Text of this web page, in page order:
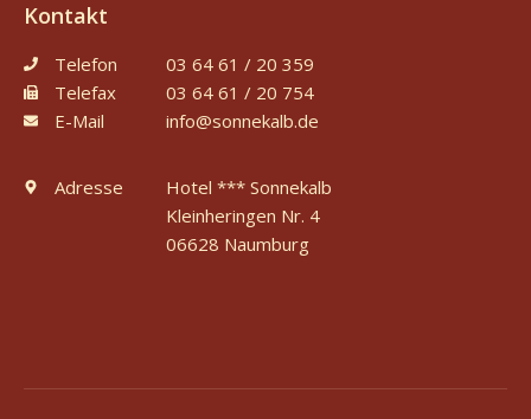
Kontakt
Telefon
03 64 61 / 20 359
Telefax
03 64 61 / 20 754
E-Mail
info@sonnekalb.de
Adresse
Hotel *** Sonnekalb
Kleinheringen Nr. 4
06628 Naumburg